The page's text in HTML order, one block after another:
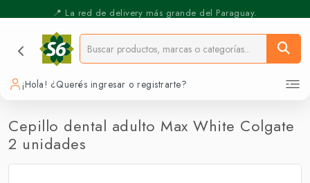
📍 La red de delivery más grande del Paraguay.
⚡️ Pickup Express - Retirás en 30 min.
¡Hola! ¿Querés ingresar o registrarte?
Cepillo dental adulto Max White Colgate
2 unidades